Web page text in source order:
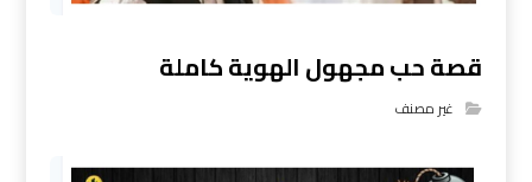
قصة حب مجهول الهوية كاملة
غير مصنف